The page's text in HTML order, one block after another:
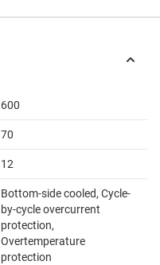
600
70
12
Bottom-side cooled, Cycle-
by-cycle overcurrent
protection,
Overtemperature
protection